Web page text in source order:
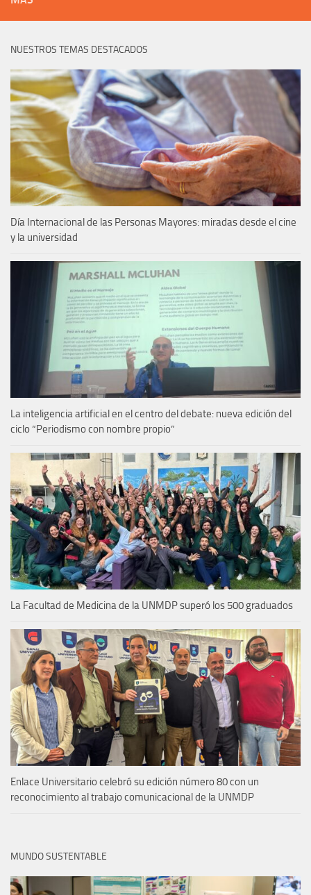
NUESTROS TEMAS DESTACADOS
Día Internacional de las Personas Mayores: miradas desde el cine
y la universidad
La inteligencia artificial en el centro del debate: nueva edición del
ciclo “Periodismo con nombre propio”
La Facultad de Medicina de la UNMDP superó los 500 graduados
Enlace Universitario celebró su edición número 80 con un
reconocimiento al trabajo comunicacional de la UNMDP
MUNDO SUSTENTABLE